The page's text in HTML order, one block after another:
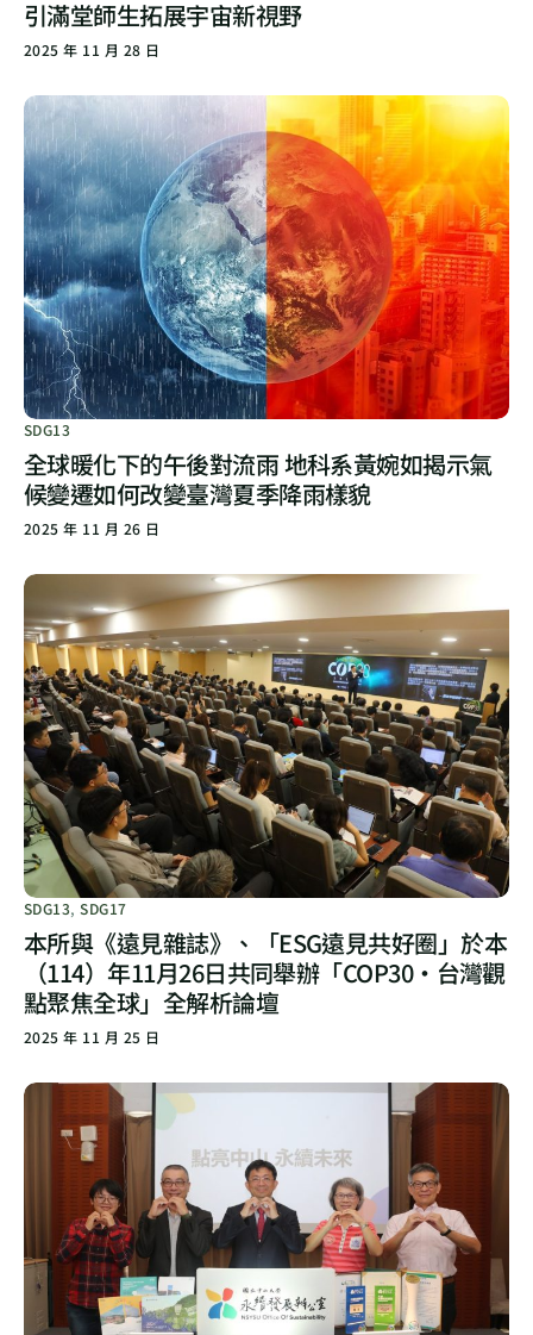
引滿堂師生拓展宇宙新視野
2025 年 11 月 28 日
SDG13
全球暖化下的午後對流雨 地科系黃婉如揭示氣
候變遷如何改變臺灣夏季降雨樣貌
2025 年 11 月 26 日
SDG13,SDG17
本所與《遠見雜誌》、「ESG遠見共好圈」於本
（114）年11月26日共同舉辦「COP30・台灣觀
點聚焦全球」全解析論壇
2025 年 11 月 25 日